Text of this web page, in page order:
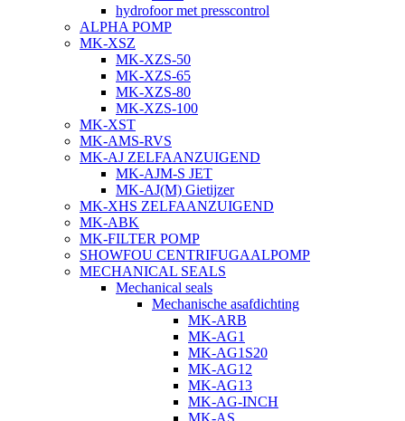
hydrofoor met presscontrol
ALPHA POMP
MK-XSZ
MK-XZS-50
MK-XZS-65
MK-XZS-80
MK-XZS-100
MK-XST
MK-AMS-RVS
MK-AJ ZELFAANZUIGEND
MK-AJM-S JET
MK-AJ(M) Gietijzer
MK-XHS ZELFAANZUIGEND
MK-ABK
MK-FILTER POMP
SHOWFOU CENTRIFUGAALPOMP
MECHANICAL SEALS
Mechanical seals
Mechanische asafdichting
MK-ARB
MK-AG1
MK-AG1S20
MK-AG12
MK-AG13
MK-AG-INCH
MK-AS